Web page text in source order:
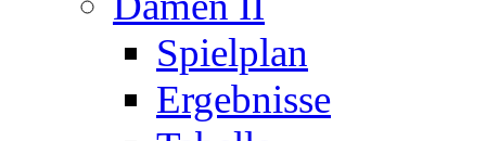
Spielplan
Ergebnisse